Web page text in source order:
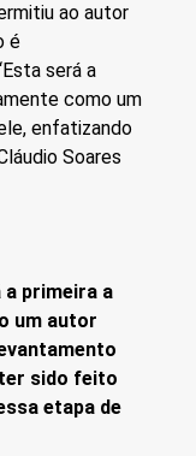
ao autor
é
será a
como um
enfatizando
Soares
primeira a
um autor
sido feito
etapa de